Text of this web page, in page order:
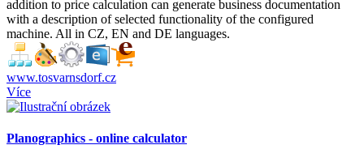
addition to price calculation can generate business documentation
with a description of selected functionality of the configured
machine. All in CZ, EN and DE languages.
www.tosvarnsdorf.cz
Více
Planographics - online calculator